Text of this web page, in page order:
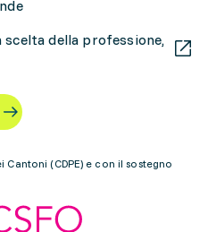
scelta della professione,
(CDPE) e con il sostegno